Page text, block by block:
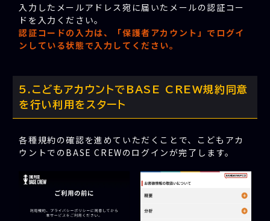
入力したメールアドレス宛に届いたメールの認証コー
ドを入力ください。
認証コードの入力は、「保護者アカウント」でログイ
ンしている状態で入力してください。
こどもアカウントでBASE CREW規約同意
を行い利用をスタート
各種規約の確認を進めていただくことで、こどもアカ
ウントでのBASE CREWのログインが完了します。